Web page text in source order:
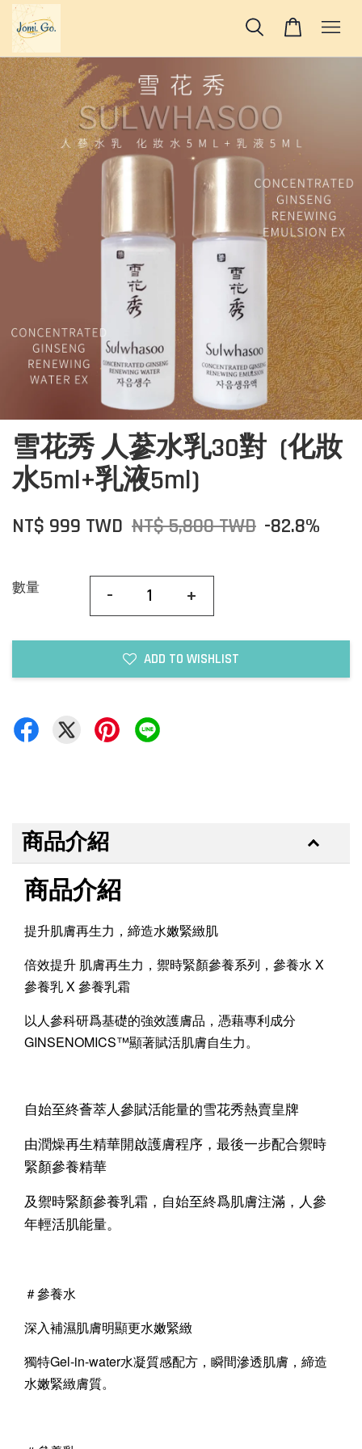
雪花秀 人蔘水乳30對 (化妝
水5ml+乳液5ml)
NT$ 999 TWD NT$ 5,800 TWD -82.8%
數量 - +
ADD TO WISHLIST
商品介紹
商品介紹
提升肌膚再生力，締造水嫩緊緻肌
倍效提升 肌膚再生力，禦時緊顏參養系列，參養水 X
參養乳 X 參養乳霜
以人參科研爲基礎的強效護膚品，憑藉專利成分
GINSENOMICS™顯著賦活肌膚自生力。
自始至終薈萃人參賦活能量的雪花秀熱賣皇牌
由潤燥再生精華開啟護膚程序，最後一步配合禦時
緊顏參養精華
及禦時緊顏參養乳霜，自始至終爲肌膚注滿，人參
年輕活肌能量。
＃參養水
深入補濕肌膚明顯更水嫩緊緻
獨特Gel-in-water水凝質感配方，瞬間滲透肌膚，締造
水嫩緊緻膚質。